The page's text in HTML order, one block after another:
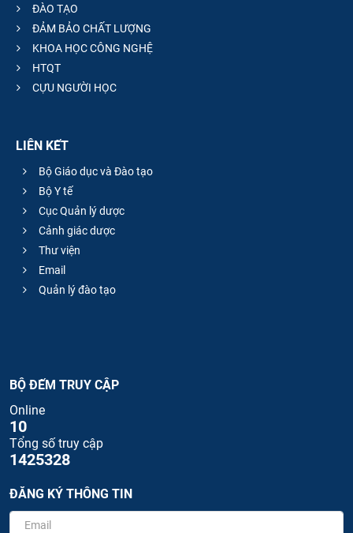
ĐÀO TẠO
ĐẢM BẢO CHẤT LƯỢNG
KHOA HỌC CÔNG NGHỆ
HTQT
CỰU NGƯỜI HỌC
LIÊN KẾT
Bộ Giáo dục và Đào tạo
Bộ Y tế
Cục Quản lý dược
Cảnh giác dược
Thư viện
Email
Quản lý đào tạo
BỘ ĐẾM TRUY CẬP
Online
10
Tổng số truy cập
1425328
ĐĂNG KÝ THÔNG TIN